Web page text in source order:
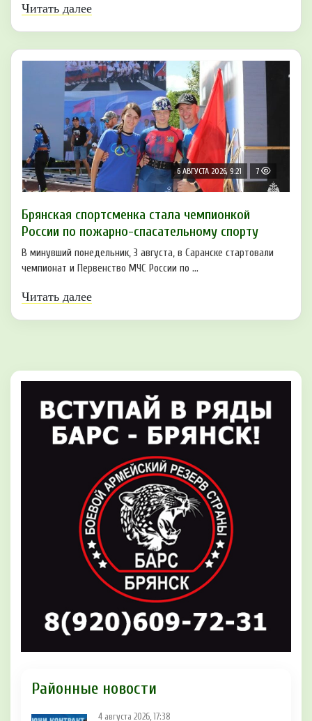
Читать далее
6 АВГУСТА 2026, 9:21 7
Брянская спортсменка стала чемпионкой
России по пожарно-спасательному спорту
В минувший понедельник, 3 августа, в Саранске стартовали
чемпионат и Первенство МЧС России по ...
Читать далее
Районные новости
4 августа 2026, 17:38